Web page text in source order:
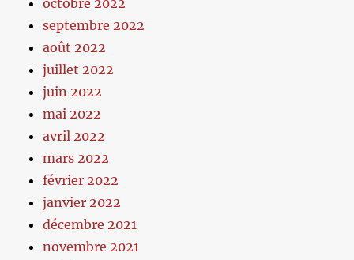
octobre 2022
septembre 2022
août 2022
juillet 2022
juin 2022
mai 2022
avril 2022
mars 2022
février 2022
janvier 2022
décembre 2021
novembre 2021